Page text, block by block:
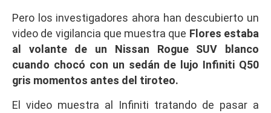
Pero los investigadores ahora han descubierto un
video de vigilancia que muestra que Flores estaba
al volante de un Nissan Rogue SUV blanco
cuando chocó con un sedán de lujo Infiniti Q50
gris momentos antes del tiroteo.
El video muestra al Infiniti tratando de pasar a